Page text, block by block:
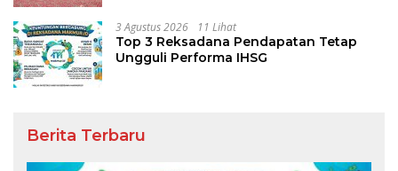
3 Agustus 2026 11 Lihat
Top 3 Reksadana Pendapatan Tetap
Ungguli Performa IHSG
Berita Terbaru